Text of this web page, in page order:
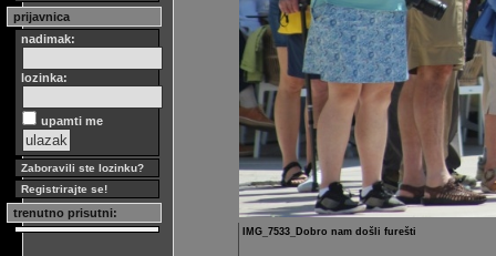
prijavnica
nadimak:
lozinka:
upamti me
Zaboravili ste lozinku?
Registrirajte se!
trenutno prisutni:
IMG_7533_Dobro nam došli furešti